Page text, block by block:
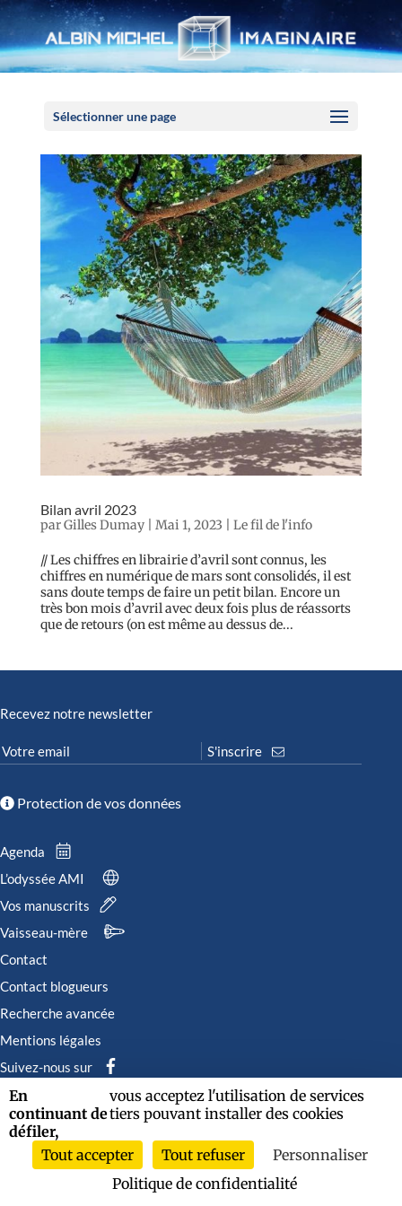
Sélectionner une page
Bilan avril 2023
parGilles Dumay| Mai 1, 2023 Le fil de l'info
// Les chiffres en librairie d’avril sont connus, les
chiffres en numérique de mars sont consolidés, il est
sans doute temps de faire un petit bilan. Encore un
très bon mois d’avril avec deux fois plus de réassorts
que de retours (on est même au dessus de...
Recevez notre newsletter
Protection de vos données
Agenda
L’odyssée AMI
Vos manuscrits
Vaisseau-mère
Contact
Contact blogueurs
Recherche avancée
Mentions légales
Suivez-nous sur
2026 © Albin Michel Imaginaire - Tous droits réservés
Panneau de gestion des cookies
En
continuant de
défiler,
vous acceptez l'utilisation de services
tiers pouvant installer des cookies
Tout accepter Tout refuser
Personnaliser
Politique de confidentialité